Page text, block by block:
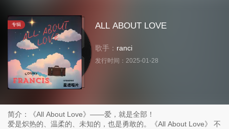
专辑 ALL ABOUT LOVE
歌手： ranci
发行时间： 2025-01-28
简介：《All About Love》——爱，就是全部！
爱是炽热的、温柔的、未知的，也是勇敢的。《All About Love》 不